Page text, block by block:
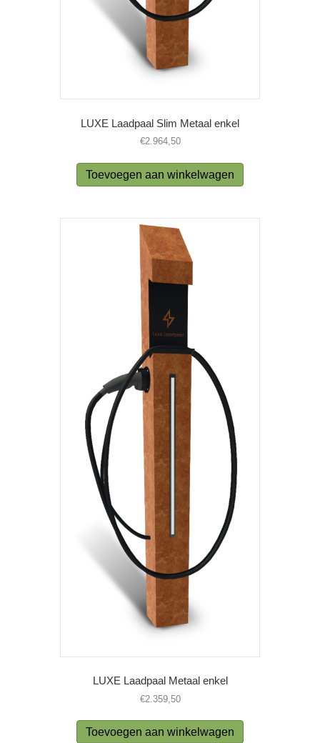
LUXE Laadpaal Slim Metaal enkel
€2.964,50
Toevoegen aan winkelwagen
LUXE Laadpaal Metaal enkel
€2.359,50
Toevoegen aan winkelwagen